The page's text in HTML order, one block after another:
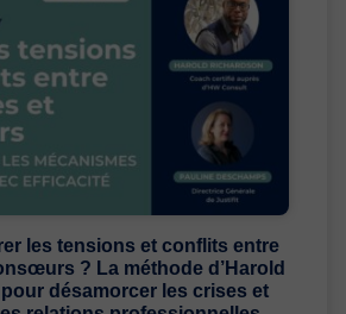
les tensions et conflits entre
? La méthode d’Harold
désamorcer les crises et